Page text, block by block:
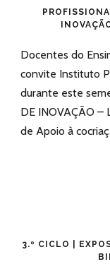
Docentes do
convite Instituto
durante este
DE INOVAÇÃO –
de Apoio à
3.º CICLO |